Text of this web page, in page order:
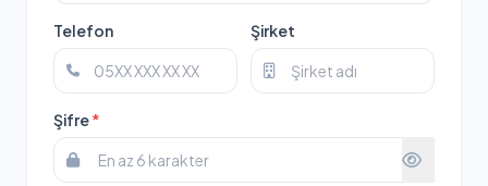
Telefon Şirket
Şifre*